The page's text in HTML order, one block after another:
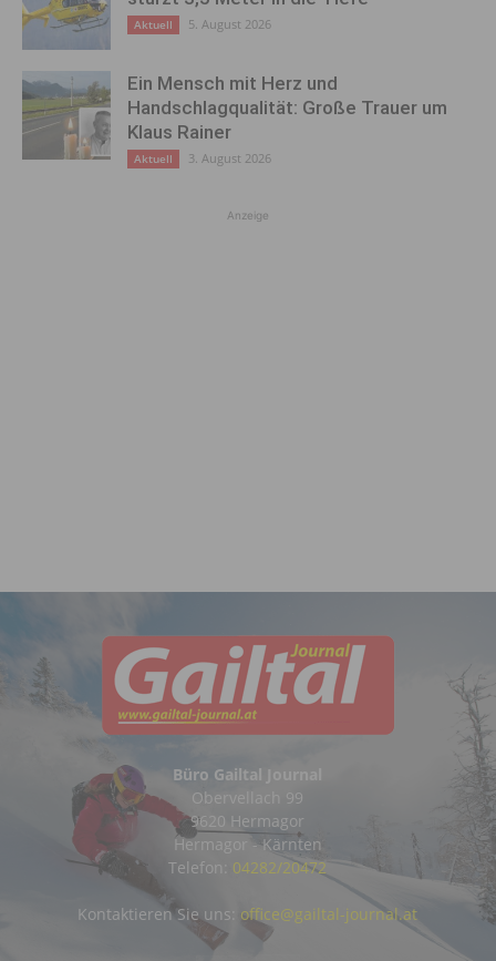
Aktuell 5. August 2026
Ein Mensch mit Herz und
Handschlagqualität: Große Trauer um
Klaus Rainer
Aktuell 3. August 2026
Anzeige
Büro Gailtal Journal
Obervellach 99
9620 Hermagor
Hermagor - Kärnten
Telefon: 04282/20472
Kontaktieren Sie uns: office@gailtal-journal.at